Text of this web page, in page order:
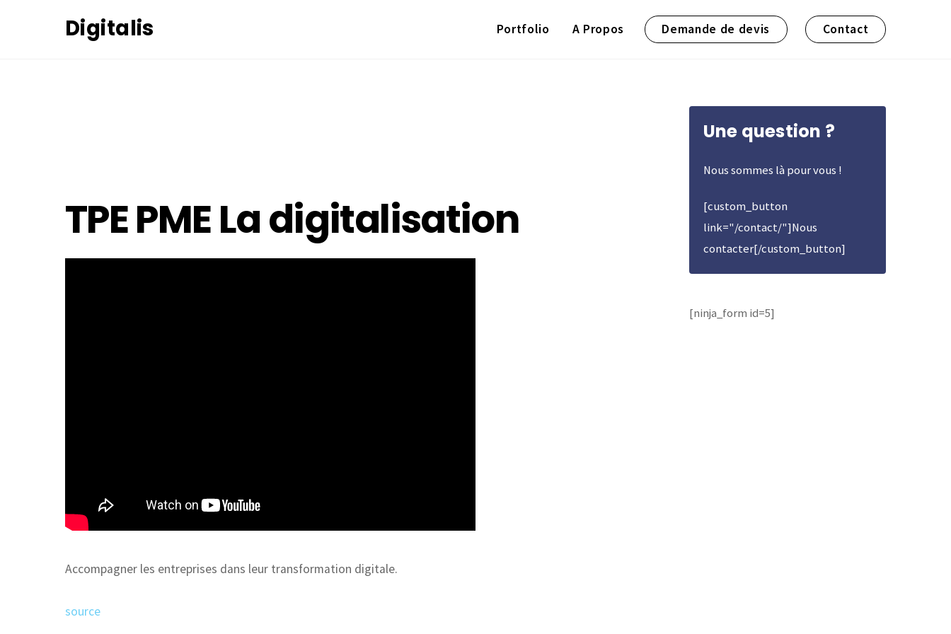
Digitalis Portfolio A Propos Demande de devis Contact
TPE PME La digitalisation
Accompagner les entreprises dans leur transformation digitale.
source
Une question ?
Nous sommes là pour vous !
[custom_button
link="/contact/"]Nous
contacter[/custom_button]
[ninja_form id=5]